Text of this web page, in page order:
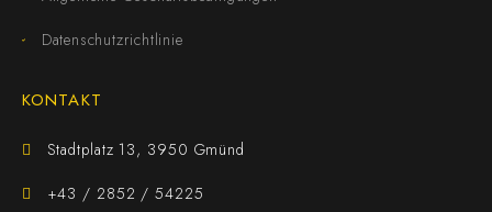
Datenschutzrichtlinie
KONTAKT
Stadtplatz 13, 3950 Gmünd
+43 / 2852 / 54225